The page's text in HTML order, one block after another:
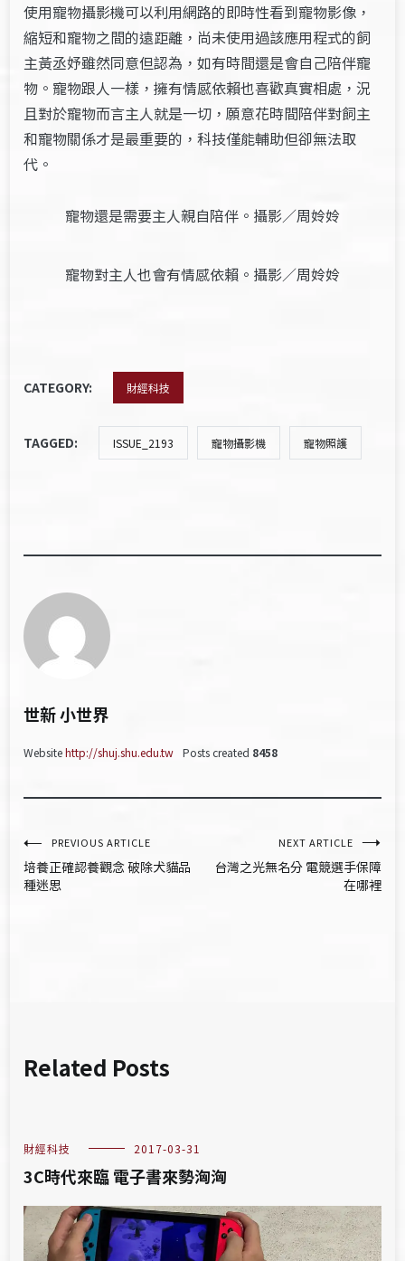
使用寵物攝影機可以利用網路的即時性看到寵物影像，
縮短和寵物之間的遠距離，尚未使用過該應用程式的飼
主黃丞妤雖然同意但認為，如有時間還是會自己陪伴寵
物。寵物跟人一樣，擁有情感依賴也喜歡真實相處，況
且對於寵物而言主人就是一切，願意花時間陪伴對飼主
和寵物關係才是最重要的，科技僅能輔助但卻無法取
代。
寵物還是需要主人親自陪伴。攝影／周姈姈
寵物對主人也會有情感依賴。攝影／周姈姈
CATEGORY: 財經科技
TAGGED: ISSUE_2193 寵物攝影機 寵物照護
世新 小世界
Websitehttp://shuj.shu.edu.tw Posts created 8458
文
章
PREVIOUS ARTICLE
培養正確認養觀念 破除犬貓品
種迷思
NEXT ARTICLE
台灣之光無名分 電競選手保障
在哪裡
Related Posts
財經科技 2017-03-31
3C時代來臨 電子書來勢洶洶